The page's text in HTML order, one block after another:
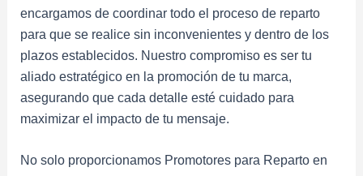
encargamos de coordinar todo el proceso de reparto
para que se realice sin inconvenientes y dentro de los
plazos establecidos. Nuestro compromiso es ser tu
aliado estratégico en la promoción de tu marca,
asegurando que cada detalle esté cuidado para
maximizar el impacto de tu mensaje.
No solo proporcionamos Promotores para Reparto en